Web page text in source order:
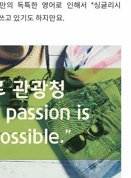
의 독특한 영어로 인해서 "싱글리시
고 있기도 하지만요.